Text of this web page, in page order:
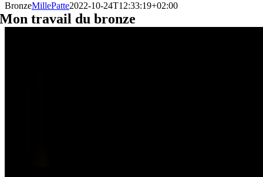
BronzeMillePatte2022-10-24T12:33:19+02:00
Mon travail du bronze